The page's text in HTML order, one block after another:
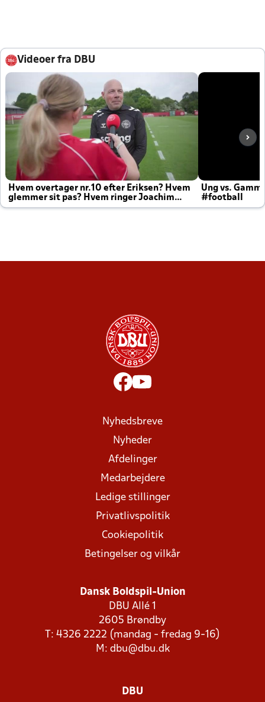
Videoer fra DBU
Hvem overtager nr.10 efter Eriksen? Hvem
glemmer sit pas? Hvem ringer Joachim
altid til efter kampe?
Ung vs.
#football
Nyhedsbreve
Nyheder
Afdelinger
Medarbejdere
Ledige stillinger
Privatlivspolitik
Cookiepolitik
Betingelser og vilkår
Dansk Boldspil-Union
DBU Allé 1
2605 Brøndby
T: 4326 2222 (mandag - fredag 9-16)
M: dbu@dbu.dk
DBU